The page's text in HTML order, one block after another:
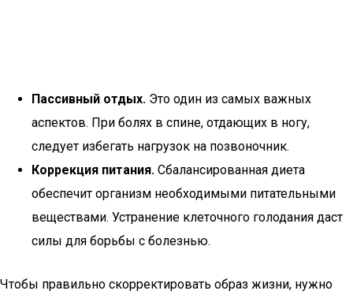
Пассивный отдых. Это один из самых важных
аспектов. При болях в спине, отдающих в ногу,
следует избегать нагрузок на позвоночник.
Коррекция питания. Сбалансированная диета
обеспечит организм необходимыми питательными
веществами. Устранение клеточного голодания даст
силы для борьбы с болезнью.
Чтобы правильно скорректировать образ жизни, нужно